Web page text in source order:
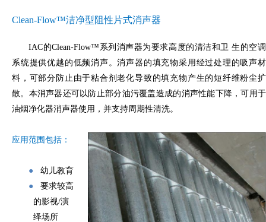
Clean-Flow™洁净型阻性片式消声器
IAC的Clean-Flow™系列消声器为要求高度的清洁和卫 生的空调
系统提供优越的低频消声。消声器的填充物采用经过处理的吸声材
料，可部分防止由于粘合剂老化导致的填充物产生的短纤维粉尘扩
散。本消声器还可以防止部分油污覆盖造成的消声性能下降，可用于
油烟净化器消声器使用，并支持周期性清洗。
应用范围包括：
● 幼儿教育
● 要求较高
的影视/演
绎场所